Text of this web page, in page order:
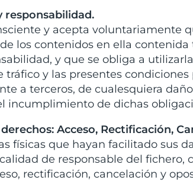
responsabilidad.
y acepta voluntariamente
los contenidos en ella
y que se obliga a
tráfico y las presentes
a terceros, de cualesquiera
incumplimiento de dichas
Acceso, Rectificación,
físicas que hayan facilitado sus
de responsable del
rectificación, cancelación y